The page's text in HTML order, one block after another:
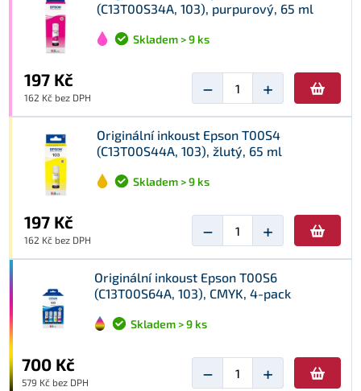
(C13T00S34A, 103), purpurový, 65 ml
Skladem > 9 ks
197 Kč
162 Kč bez DPH − +
Originální inkoust Epson T00S4
(C13T00S44A, 103), žlutý, 65 ml
Skladem > 9 ks
197 Kč
162 Kč bez DPH − +
Originální inkoust Epson T00S6
(C13T00S64A, 103), CMYK, 4-pack
Skladem > 9 ks
700 Kč
579 Kč bez DPH − +